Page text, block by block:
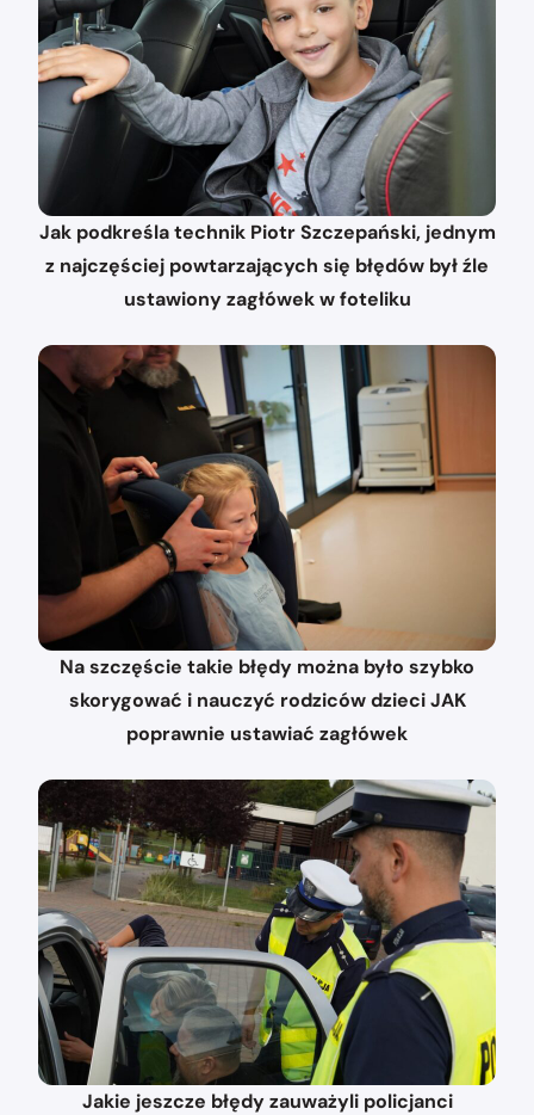
Jak podkreśla technik Piotr Szczepański, jednym
z najczęściej powtarzających się błędów był źle
ustawiony zagłówek w foteliku
Na szczęście takie błędy można było szybko
skorygować i nauczyć rodziców dzieci JAK
poprawnie ustawiać zagłówek
Jakie jeszcze błędy zauważyli policjanci